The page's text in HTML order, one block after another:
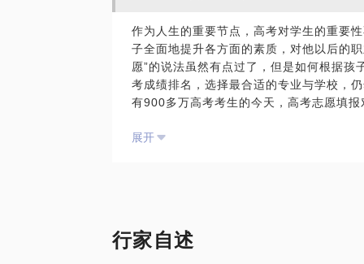
作为人生的重要节点，高考对学生的重要
子全面地提升各方面的素质，对他以后的
愿”的说法虽然有点过了，但是如何根据
考成绩排名，选择最合适的专业与学校，
有900多万高考考生的今天，高考志愿填
作为曾经的2007年高考考生家长，我对高
高考志愿填报的策略与技巧
教育和高考改革政策对升学规划的影响
展开
行家自述